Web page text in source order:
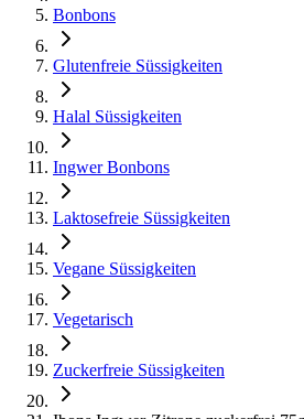
Bonbons
Glutenfreie Süssigkeiten
Halal Süssigkeiten
Ingwer Bonbons
Laktosefreie Süssigkeiten
Vegane Süssigkeiten
Vegetarisch
Zuckerfreie Süssigkeiten